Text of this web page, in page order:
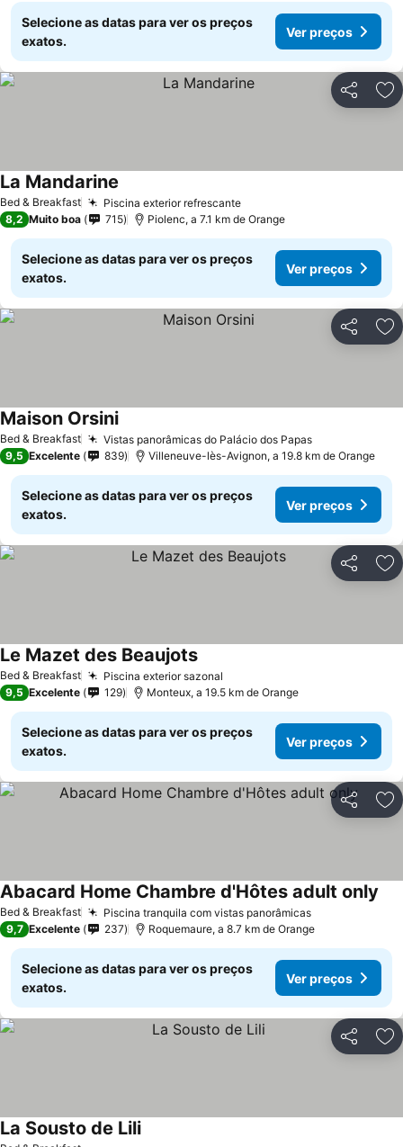
Selecione as datas para ver os preços
exatos.
Ver preços
Partilhar
Bed & Breakfast Piscina exterior refrescanteVer preços
La Mandarine
8,2 Muito boa 715 Piolenc, a 7.1 km de Orange
Selecione as datas para ver os preços
exatos.
Ver preços
Partilhar
Bed & Breakfast Vistas panorâmicas do Palácio dos PapasVer preços
Maison OrsiniVer preços
9,5 Excelente 839 Villeneuve-lès-Avignon, a 19.8 km de Orange
Selecione as datas para ver os preços
exatos.
Ver preços
Partilhar
Bed & Breakfast Piscina exterior sazonal
Le Mazet des BeaujotsVer preços
9,5 Excelente 129 Monteux, a 19.5 km de Orange
Selecione as datas para ver os preços
exatos.
Ver preços
Partilhar
Bed & Breakfast Piscina tranquila com vistas panorâmicasVer preços
Abacard Home Chambre d'Hôtes adult only
9,7 Excelente 237 Roquemaure, a 8.7 km de Orange
Selecione as datas para ver os preços
exatos.
Ver preços
Partilhar
La Sousto de LiliVer preços